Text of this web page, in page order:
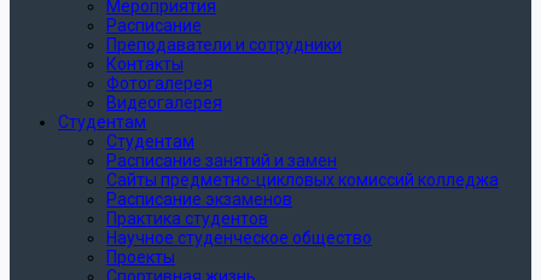
Мероприятия
Расписание
Преподаватели и сотрудники
Контакты
Фотогалерея
Видеогалерея
Студентам
Студентам
Расписание занятий и замен
Сайты предметно-цикловых комиссий колледжа
Расписание экзаменов
Практика студентов
Научное студенческое общество
Проекты